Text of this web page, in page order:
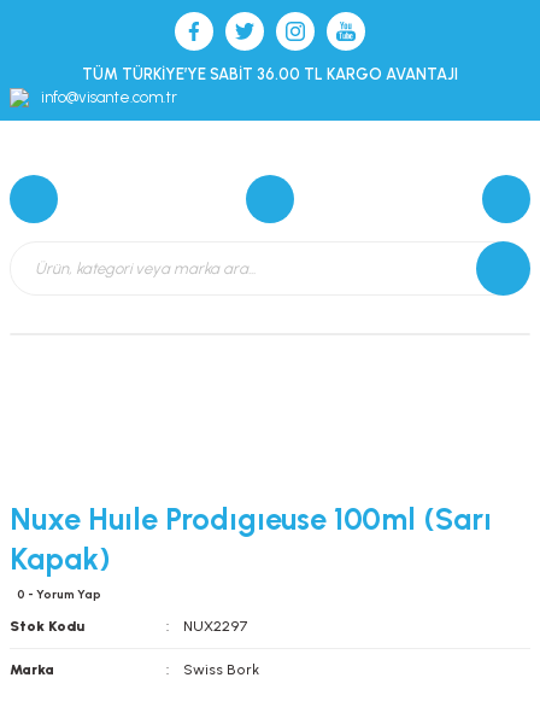
TÜM TÜRKİYE’YE SABİT 36.00 TL KARGO AVANTAJI
info@visante.com.tr
Nuxe Huıle Prodıgıeuse 100ml (Sarı
Kapak)
0 - Yorum Yap
Stok Kodu NUX2297
Marka Swiss Bork